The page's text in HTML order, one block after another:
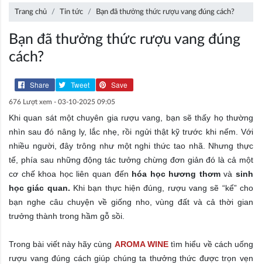
Trang chủ Tin tức Bạn đã thưởng thức rượu vang đúng cách?
Bạn đã thưởng thức rượu vang đúng
cách?
Share Tweet Save
676 Lượt xem - 03-10-2025 09:05
Khi quan sát một chuyên gia rượu vang, bạn sẽ thấy họ thường
nhìn sau đó nâng ly, lắc nhẹ, rồi ngửi thật kỹ trước khi nếm. Với
nhiều người, đây trông như một nghi thức tao nhã. Nhưng thực
tế, phía sau những động tác tưởng chừng đơn giản đó là cả một
cơ chế khoa học liên quan đến hóa học hương thơmvàsinh
học giác quan. Khi bạn thực hiện đúng, rượu vang sẽ “kể” cho
bạn nghe câu chuyện về giống nho, vùng đất và cả thời gian
trưởng thành trong hầm gỗ sồi.
Trong bài viết này hãy cùng AROMA WINEtìm hiểu về cách uống
rượu vang đúng cách giúp chúng ta thưởng thức được trọn vẹn